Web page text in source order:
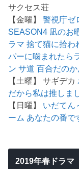
サクセス荘
【金曜】警視庁ゼ
SEASON4 凪のお
ラマ 捨て猫に拾わ
パーに噛まれたら
ン サ道 百合だの
【土曜】 サギデカ
だから私は推しま
【日曜】 いだてん
ーム あなたの番で
2019年春ドラマ